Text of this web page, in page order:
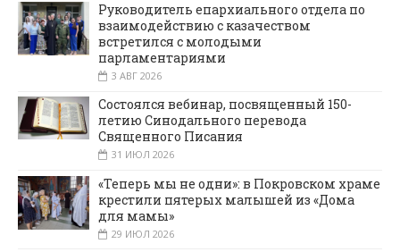
Руководитель епархиального отдела по
взаимодействию с казачеством
встретился с молодыми
парламентариями
3 АВГ 2026
Состоялся вебинар, посвященный 150-
летию Синодального перевода
Священного Писания
31 ИЮЛ 2026
«Теперь мы не одни»: в Покровском храме
крестили пятерых малышей из «Дома
для мамы»
29 ИЮЛ 2026